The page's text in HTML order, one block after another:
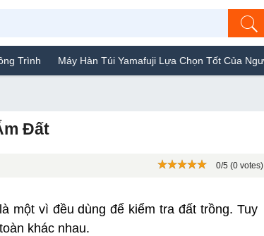
Hàn Túi Yamafuji Lựa Chọn Tốt Của Người Tiêu Dùng
Đất
0/5 (0 votes)
một vì đều dùng để kiểm tra đất trồng. Tuy
khác nhau.